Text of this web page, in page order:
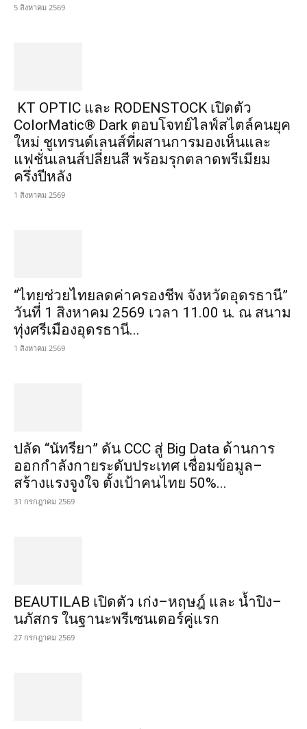
5 สิงหาคม 2569
KT OPTIC และ RODENSTOCK เปิดตัว
ColorMatic® Dark ตอบโจทย์ไลฟ์สไตล์คนยุค
ใหม่ ชูเทรนด์เลนส์ที่ผสานการมองเห็นและ
แฟชั่นเลนส์ปลี่ยนสี พร้อมรุกตลาดพรีเมียม
ครึ่งปีหลัง
1 สิงหาคม 2569
“ไทยช่วยไทยลดค่าครองชีพ จังหวัดอุดรธานี”
วันที่ 1 สิงหาคม 2569 เวลา 11.00 น. ณ สนาม
ทุ่งศรีเมืองอุดรธานี...
1 สิงหาคม 2569
ปลัด “นัทรียา” ดัน CCC สู่ Big Data ด้านการ
ออกกำลังกายระดับประเทศ เชื่อมข้อมูล–
สร้างแรงจูงใจ ตั้งเป้าคนไทย 50%...
31 กรกฎาคม 2569
BEAUTILAB เปิดตัว เก่ง–หฤษฎ์ และ น้ำปิง–
นภัสกร ในฐานะพรีเซนเตอร์คู่แรก
27 กรกฎาคม 2569